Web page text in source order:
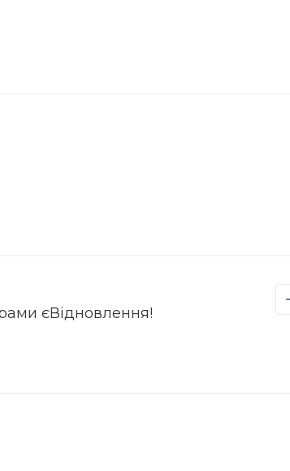
єВідновлення!